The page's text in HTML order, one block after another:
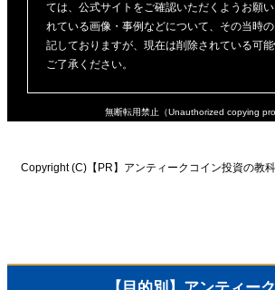
ては、公式サイトをご確認いただくようお願
れている画像・事例などについて、その当時
記しておりますが、現在は削除されている可能
ご了承ください。
無断転用禁止（Unauthorized copying
Copyright (C)【PR】 アンティークコイン投資の教